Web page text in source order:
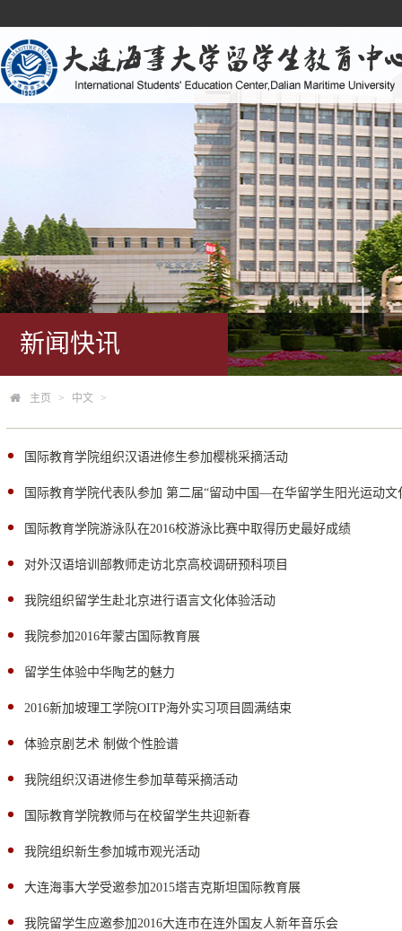
新闻快讯
主页 > 中文 >
国际教育学院组织汉语进修生参加樱桃采摘活动
国际教育学院代表队参加 第二届“留动中国—在华留学生阳光运动文
国际教育学院游泳队在2016校游泳比赛中取得历史最好成绩
对外汉语培训部教师走访北京高校调研预科项目
我院组织留学生赴北京进行语言文化体验活动
我院参加2016年蒙古国际教育展
留学生体验中华陶艺的魅力
2016新加坡理工学院OITP海外实习项目圆满结束
体验京剧艺术 制做个性脸谱
我院组织汉语进修生参加草莓采摘活动
国际教育学院教师与在校留学生共迎新春
我院组织新生参加城市观光活动
大连海事大学受邀参加2015塔吉克斯坦国际教育展
我院留学生应邀参加2016大连市在连外国友人新年音乐会